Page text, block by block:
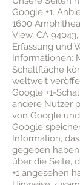
Google +1.
1600
View, CA
Erfassung und
Informationen:
Schaltfläche
weltweit
Google +1-
andere Nutzer
von Google
Google
Information,
gegeben
über die Seite,
+1 angesehen